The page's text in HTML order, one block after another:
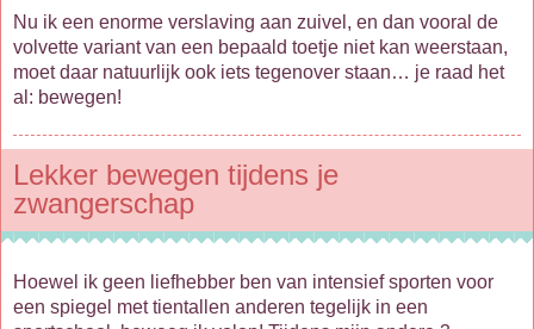
Nu ik een enorme verslaving aan zuivel, en dan vooral de
volvette variant van een bepaald toetje niet kan weerstaan,
moet daar natuurlijk ook iets tegenover staan… je raad het
al: bewegen!
Lekker bewegen tijdens je
zwangerschap
Hoewel ik geen liefhebber ben van intensief sporten voor
een spiegel met tientallen anderen tegelijk in een